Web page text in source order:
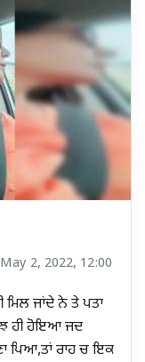
2, 2022, 12:00
ਮਿਲ ਜਾਂਦੇ ਨੇ ਤੇ ਪਤਾ
ਹੀ ਹੋਇਆ ਜਦ
ਪਿਆ,ਤਾਂ ਰਾਹ ਚ ਇਕ